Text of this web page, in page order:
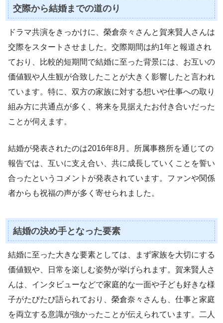
交際から結婚までの道のり
ドラマ共演をきっかけに、榮倉奈々さんと賀来賢人さんは
交際をスタートさせました。交際期間は約1年と報道され
ており、比較的短期間で結婚に至った背景には、お互いの
価値観や人生観が合致したことが大きく影響したと言われ
ています。特に、双方の家族に対する想いや仕事への取り
組み方に共通点が多く、将来を見据えたお付き合いだった
ことが伺えます。
結婚が発表されたのは2016年8月。所属事務所を通じての
報告では、互いに支え合い、共に成長していくことを誓い
合ったというコメントが発表されています。ファンや関係
者からも祝福の声が多く寄せられました。
結婚の決め手となった要素
結婚に至った大きな要素としては、まず家族を大切にする
価値観や、日常を楽しむ姿勢が挙げられます。賀来賢人さ
んは、インタビューなどで家庭的な一面や子ども好きな様
子がたびたび語られており、榮倉奈々さんも、仕事と家庭
を両立する意識が強かったことが伝えられています。二人